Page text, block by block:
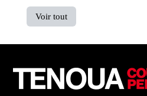
Voir tout